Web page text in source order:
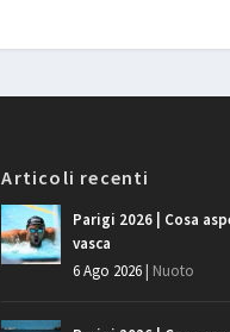
Articoli recenti
Parigi 2026 | Cosa
vasca
6 Ago 2026| Nuoto